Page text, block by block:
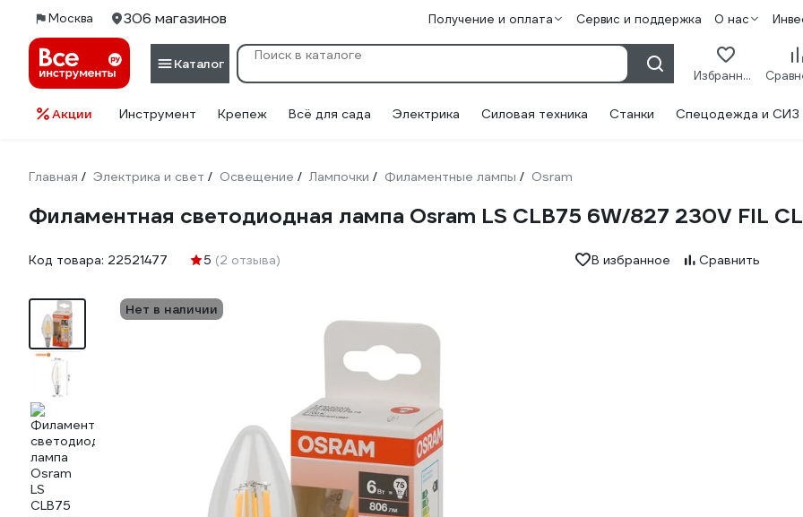
Москва 306 магазинов Получение и оплата Сервис и поддержка О нас
Каталог
Избранное
Акции Инструмент Крепеж Всё для сада Электрика Силовая техника Станки Спецодежда и СИЗ
Главная / Электрика и свет / Освещение / Лампочки / Филаментные лампы / Osram
Филаментная светодиодная лампа Osram LS CLB75 6W/827 230V FIL
Код товара: 22521477 5 (2 отзыва) В избранное Сравнить
Нет в наличии